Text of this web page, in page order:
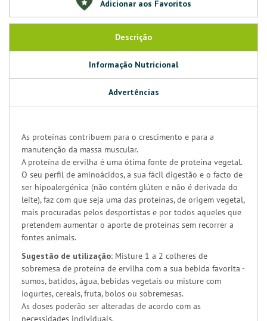
Adicionar aos Favoritos
Descrição
Informação Nutricional
Advertências
As proteínas contribuem para o crescimento e para a
manutenção da massa muscular.
A proteína de ervilha é uma ótima fonte de proteína vegetal.
O seu perfil de aminoácidos, a sua fácil digestão e o facto de
ser hipoalergénica (não contém glúten e não é derivada do
leite), faz com que seja uma das proteínas, de origem vegetal,
mais procuradas pelos desportistas e por todos aqueles que
pretendem aumentar o aporte de proteínas sem recorrer a
fontes animais.
Sugestão de utilização: Misture 1 a 2 colheres de
sobremesa de proteína de ervilha com a sua bebida favorita -
sumos, batidos, água, bebidas vegetais ou misture com
iogurtes, cereais, fruta, bolos ou sobremesas.
As doses poderão ser alteradas de acordo com as
necessidades individuais.